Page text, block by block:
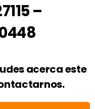
–
acerca este